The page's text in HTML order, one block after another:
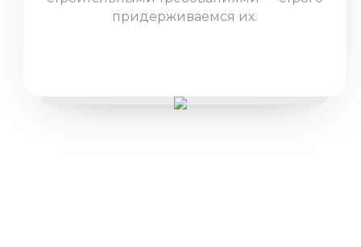
придерживаемся их.